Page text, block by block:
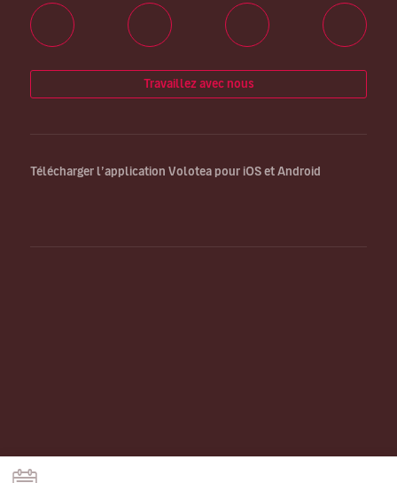
Travaillez avec nous
Télécharger l’application Volotea pour iOS et Android